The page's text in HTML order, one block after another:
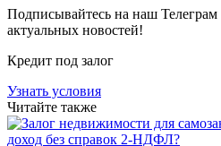
Подписывайтесь на наш Телеграм
актуальных новостей!
Кредит под залог
Узнать условия
Читайте также